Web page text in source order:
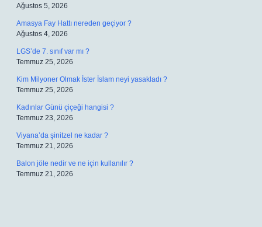
Ağustos 5, 2026
Amasya Fay Hattı nereden geçiyor ?
Ağustos 4, 2026
LGS’de 7. sınıf var mı ?
Temmuz 25, 2026
Kim Milyoner Olmak İster İslam neyi yasakladı ?
Temmuz 25, 2026
Kadınlar Günü çiçeği hangisi ?
Temmuz 23, 2026
Viyana’da şinitzel ne kadar ?
Temmuz 21, 2026
Balon jöle nedir ve ne için kullanılır ?
Temmuz 21, 2026